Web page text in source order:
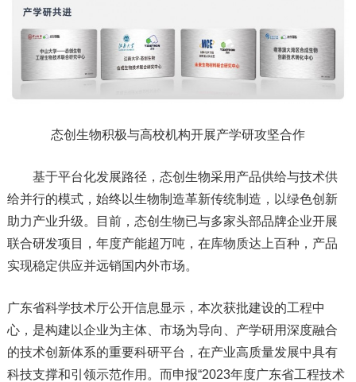
态创生物积极与高校机构开展产学研攻坚合作
基于平台化发展路径，态创生物采用产品供给与技术供
给并行的模式，始终以生物制造革新传统制造，以绿色创新
助力产业升级。目前，态创生物已与多家头部品牌企业开展
联合研发项目，年度产能超万吨，在库物质达上百种，产品
实现稳定供应并远销国内外市场。
广东省科学技术厅公开信息显示，本次获批建设的工程中
心，是构建以企业为主体、市场为导向、产学研用深度融合
的技术创新体系的重要科研平台，在产业高质量发展中具有
科技支撑和引领示范作用。而申报“2023年度广东省工程技术